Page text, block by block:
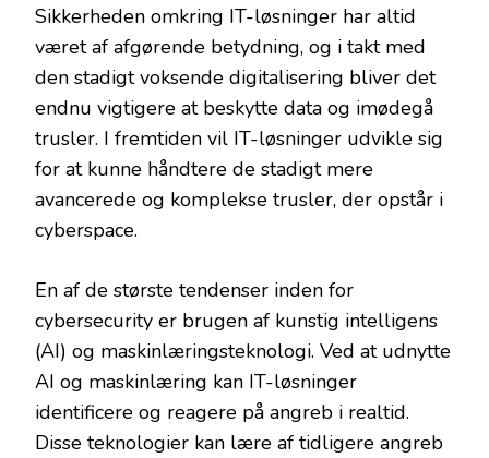
Sikkerheden omkring IT-løsninger har altid
været af afgørende betydning, og i takt med
den stadigt voksende digitalisering bliver det
endnu vigtigere at beskytte data og imødegå
trusler. I fremtiden vil IT-løsninger udvikle sig
for at kunne håndtere de stadigt mere
avancerede og komplekse trusler, der opstår i
cyberspace.
En af de største tendenser inden for
cybersecurity er brugen af kunstig intelligens
(AI) og maskinlæringsteknologi. Ved at udnytte
AI og maskinlæring kan IT-løsninger
identificere og reagere på angreb i realtid.
Disse teknologier kan lære af tidligere angreb